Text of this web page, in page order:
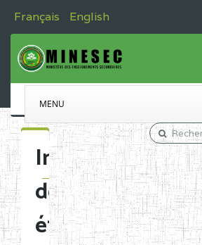
Français English
MENU
Immatriculation
des
établissements